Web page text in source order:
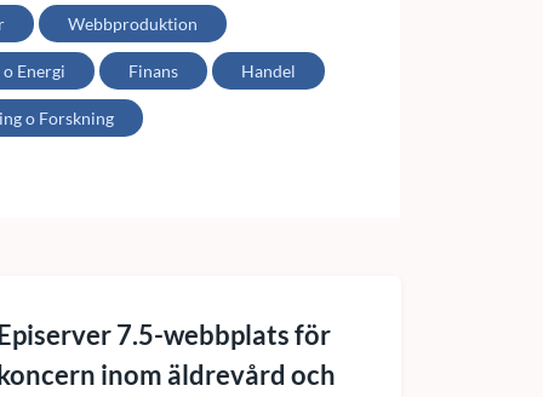
Webbproduktion
Energi Finans Handel
o Forskning
7.5-webbplats för
inom äldrevård och